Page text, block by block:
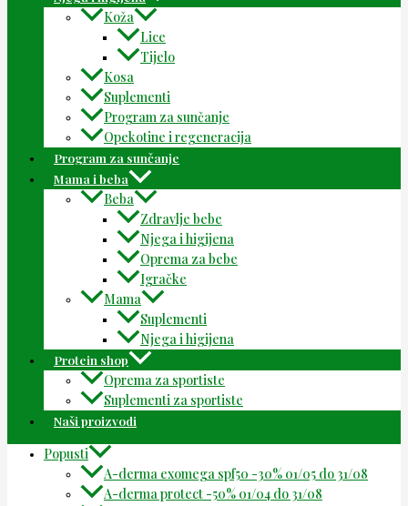
Koža
Lice
Tijelo
Kosa
Suplementi
Program za sunčanje
Opekotine i regeneracija
Program za sunčanje
Mama i beba
Beba
Zdravlje bebe
Njega i higijena
Oprema za bebe
Igračke
Mama
Suplementi
Njega i higijena
Protein shop
Oprema za sportiste
Suplementi za sportiste
Naši proizvodi
Popusti
A-derma exomega spf50 -30% 01/05 do 31/08
A-derma protect -50% 01/04 do 31/08